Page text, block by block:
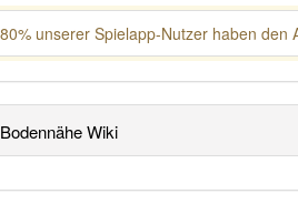
80% unserer Spielapp-Nutzer haben den
Bodennähe Wiki